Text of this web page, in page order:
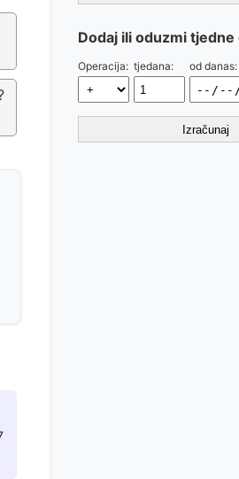
Dodaj ili oduzmi tjedne
Operacija: tjedana: od danas:
Izračunaj